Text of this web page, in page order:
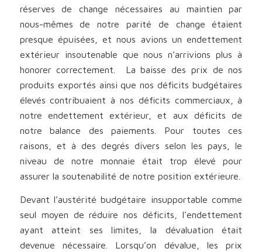
réserves de change nécessaires au maintien par
nous-mêmes de notre parité de change étaient
presque épuisées, et nous avions un endettement
extérieur insoutenable que nous n’arrivions plus à
honorer correctement. La baisse des prix de nos
produits exportés ainsi que nos déficits budgétaires
élevés contribuaient à nos déficits commerciaux, à
notre endettement extérieur, et aux déficits de
notre balance des paiements. Pour toutes ces
raisons, et à des degrés divers selon les pays, le
niveau de notre monnaie était trop élevé pour
assurer la soutenabilité de notre position extérieure.
Devant l’austérité budgétaire insupportable comme
seul moyen de réduire nos déficits, l’endettement
ayant atteint ses limites, la dévaluation était
devenue nécessaire. Lorsqu’on dévalue, les prix